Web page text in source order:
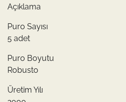
Açıklama
Puro Sayısı
5 adet
Puro Boyutu
Robusto
Üretim Yılı